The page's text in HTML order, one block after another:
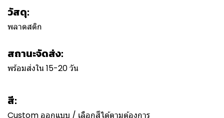
วัสดุ:
พลาดสติก
สถานะจัดส่ง:
พร้อมส่งใน 15-20 วัน
สี:
Custom ออกแบบ / เลือกสีได้ตามต้องการ